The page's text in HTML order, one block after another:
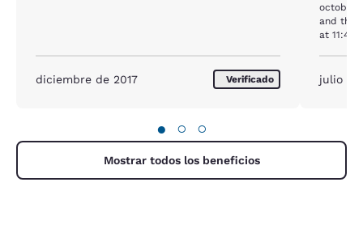
diciembre de 2017 Verificado
october
and
at
julio de
● ○ ○
Mostrar todos los beneficios